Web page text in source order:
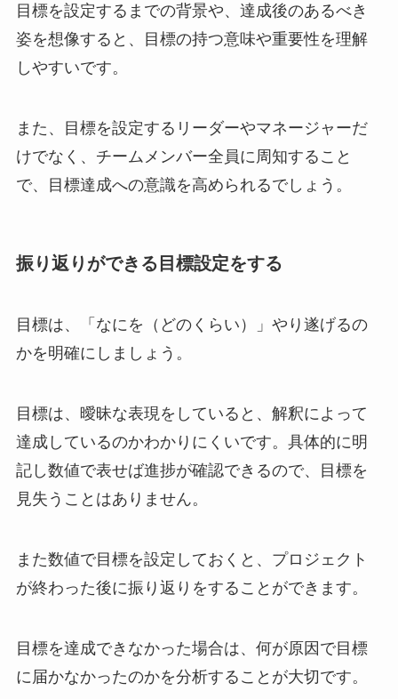
目標を設定するまでの背景や、達成後のあるべき
姿を想像すると、目標の持つ意味や重要性を理解
しやすいです。
また、目標を設定するリーダーやマネージャーだ
けでなく、チームメンバー全員に周知すること
で、目標達成への意識を高められるでしょう。
振り返りができる目標設定をする
目標は、「なにを（どのくらい）」やり遂げるの
かを明確にしましょう。
目標は、曖昧な表現をしていると、解釈によって
達成しているのかわかりにくいです。具体的に明
記し数値で表せば進捗が確認できるので、目標を
見失うことはありません。
また数値で目標を設定しておくと、プロジェクト
が終わった後に振り返りをすることができます。
目標を達成できなかった場合は、何が原因で目標
に届かなかったのかを分析することが大切です。